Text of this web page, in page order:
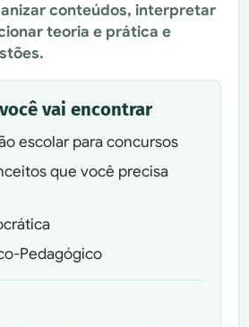
conteúdos, interpretar
teoria e prática e
vai encontrar
escolar para concursos
que você precisa
Pedagógico